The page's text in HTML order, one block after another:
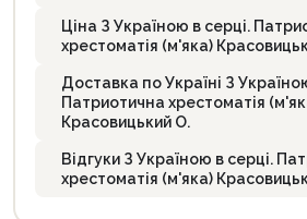
Ціна З Україною в серці.
хрестоматія (м'яка)
Доставка по Україні З
Патриотична хрестоматія
Красовицький О.
Відгуки З Україною в серці.
хрестоматія (м'яка)